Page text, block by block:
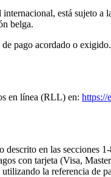
está
belga.
pago acordado o
en línea (RLL) en: https://
en las
con tarjeta (Visa,
la referencia de